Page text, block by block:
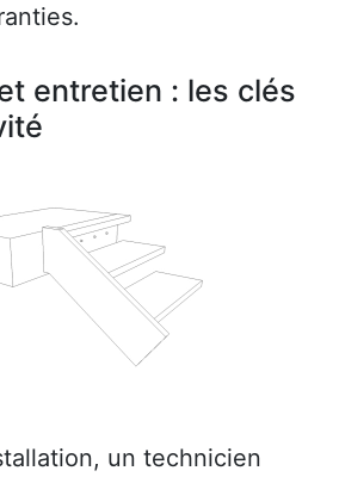
entretien : les clés
un technicien